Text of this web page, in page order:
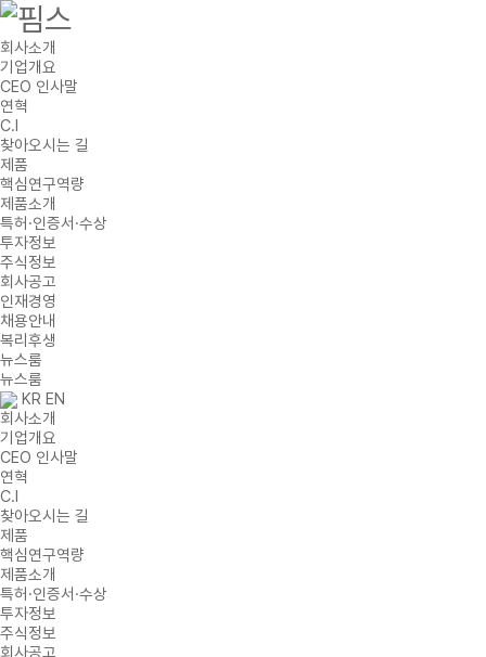
회사소개
기업개요
CEO 인사말
연혁
C.I
찾아오시는 길
제품
핵심연구역량
제품소개
특허·인증서·수상
투자정보
주식정보
회사공고
인재경영
채용안내
복리후생
뉴스룸
뉴스룸
KR EN
회사소개
기업개요
CEO 인사말
연혁
C.I
찾아오시는 길
제품
핵심연구역량
제품소개
특허·인증서·수상
투자정보
주식정보
회사공고